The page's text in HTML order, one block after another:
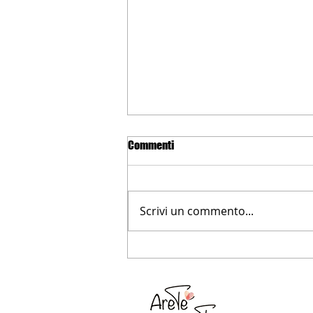
Commenti
Scrivi un commento...